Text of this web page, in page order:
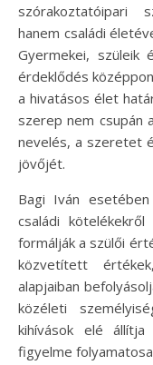
szórakoztatóipari
hanem családi
Gyermekei, szüleik
érdeklődés
a hivatásos élet
szerep nem csupán
nevelés, a szeretet
jövőjét.
Bagi Iván
családi
formálják a szülői
közvetített
alapjaiban
közéleti
kihívások elé
figyelme